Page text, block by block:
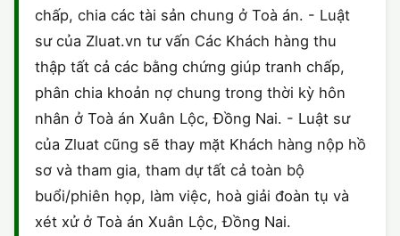
chấp, chia các tài sản chung ở Toà án. - Luật
sư của Zluat.vn tư vấn Các Khách hàng thu
thập tất cả các bằng chứng giúp tranh chấp,
phân chia khoản nợ chung trong thời kỳ hôn
nhân ở Toà án Xuân Lộc, Đồng Nai. - Luật sư
của Zluat cũng sẽ thay mặt Khách hàng nộp hồ
sơ và tham gia, tham dự tất cả toàn bộ
buổi/phiên họp, làm việc, hoà giải đoàn tụ và
xét xử ở Toà án Xuân Lộc, Đồng Nai.